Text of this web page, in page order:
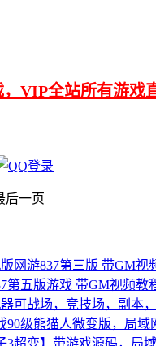
VIP全站所有游戏
后一页
网游837第三版 带GM视
第五版游戏 带GM视频教
可战场，竞技场，副本
90级熊猫人微变版，局域
3超变】带游戏源码，局